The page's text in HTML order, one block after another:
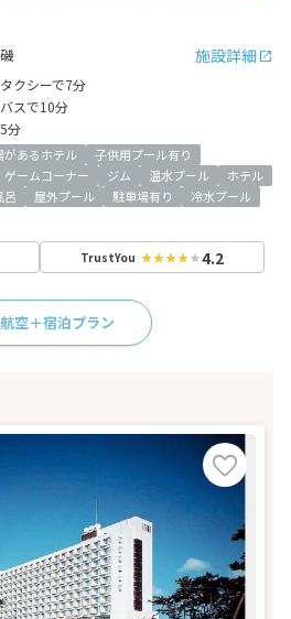
施設詳細
クシーで7分
スで10分
分
があるホテル
子供用プール有り
ゲームコーナー ジム 温水プール
ホテル
呂 屋外プール 駐車場有り
冷水プール
TrustYou 4.2
航空＋宿泊プラン